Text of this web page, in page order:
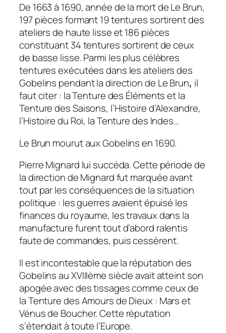
De 1663 à 1690, année de la mort de Le Brun,
197 pièces formant 19 tentures sortirent des
ateliers de haute lisse et 186 pièces
constituant 34 tentures sortirent de ceux
de basse lisse. Parmi les plus célèbres
tentures exécutées dans les ateliers des
Gobelins pendant la direction de Le Brun, il
faut citer : la Tenture des Éléments et la
Tenture des Saisons, l’Histoire d’Alexandre,
l’Histoire du Roi, la Tenture des Indes…
Le Brun mourut aux Gobelins en 1690.
Pierre Mignard lui succéda. Cette période de
la direction de Mignard fut marquée avant
tout par les conséquences de la situation
politique : les guerres avaient épuisé les
finances du royaume, les travaux dans la
manufacture furent tout d’abord ralentis
faute de commandes, puis cessèrent.
Il est incontestable que la réputation des
Gobelins au XVIIIème siècle avait atteint son
apogée avec des tissages comme ceux de
la Tenture des Amours de Dieux : Mars et
Vénus de Boucher. Cette réputation
s’étendait à toute l’Europe.